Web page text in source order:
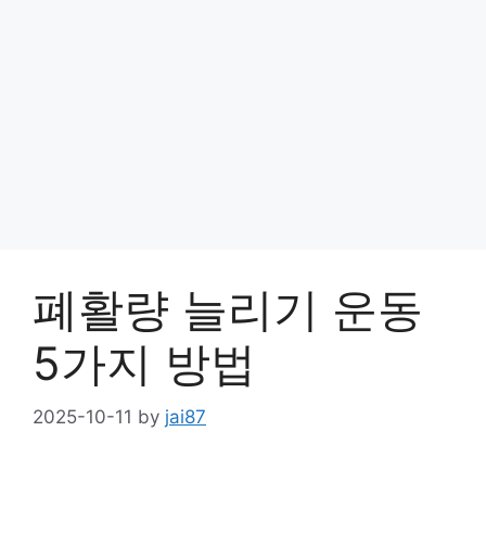
폐활량 늘리기 운동
5가지 방법
2025-10-11 by jai87